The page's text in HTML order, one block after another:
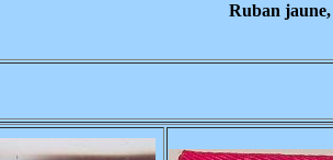
Ruban